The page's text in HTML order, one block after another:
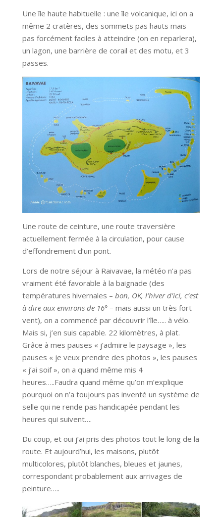
Une île haute habituelle : une île volcanique, ici on a
même 2 cratères, des sommets pas hauts mais
pas forcément faciles à atteindre (on en reparlera),
un lagon, une barrière de corail et des motu, et 3
passes.
Une route de ceinture, une route traversière
actuellement fermée à la circulation, pour cause
d’effondrement d’un pont.
Lors de notre séjour à Raivavae, la météo n’a pas
vraiment été favorable à la baignade (des
températures hivernales – bon, OK, l’hiver d’ici, c’est
à dire aux environs de 16°– mais aussi un très fort
vent), on a commencé par découvrir l’île….. à vélo.
Mais si, j’en suis capable. 22 kilomètres, à plat.
Grâce à mes pauses « j’admire le paysage », les
pauses « je veux prendre des photos », les pauses
« j’ai soif », on a quand même mis 4
heures…..Faudra quand même qu’on m’explique
pourquoi on n’a toujours pas inventé un système de
selle qui ne rende pas handicapée pendant les
heures qui suivent….
Du coup, et oui j’ai pris des photos tout le long de la
route. Et aujourd’hui, les maisons, plutôt
multicolores, plutôt blanches, bleues et jaunes,
correspondant probablement aux arrivages de
peinture…..